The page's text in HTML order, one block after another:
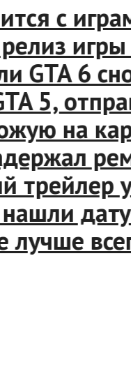
с
игры
6
на
дату